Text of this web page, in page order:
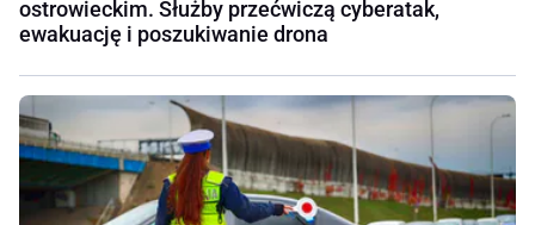
ostrowieckim. Służby przećwiczą cyberatak,
ewakuację i poszukiwanie drona